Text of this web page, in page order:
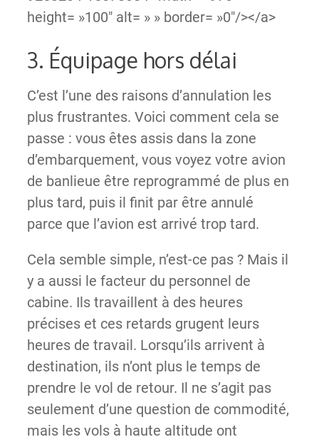
height= »100″ alt= » » border= »0″/></a>
3. Équipage hors délai
C’est l’une des raisons d’annulation les
plus frustrantes. Voici comment cela se
passe : vous êtes assis dans la zone
d’embarquement, vous voyez votre avion
de banlieue être reprogrammé de plus en
plus tard, puis il finit par être annulé
parce que l’avion est arrivé trop tard.
Cela semble simple, n’est-ce pas ? Mais il
y a aussi le facteur du personnel de
cabine. Ils travaillent à des heures
précises et ces retards grugent leurs
heures de travail. Lorsqu’ils arrivent à
destination, ils n’ont plus le temps de
prendre le vol de retour. Il ne s’agit pas
seulement d’une question de commodité,
mais les vols à haute altitude ont